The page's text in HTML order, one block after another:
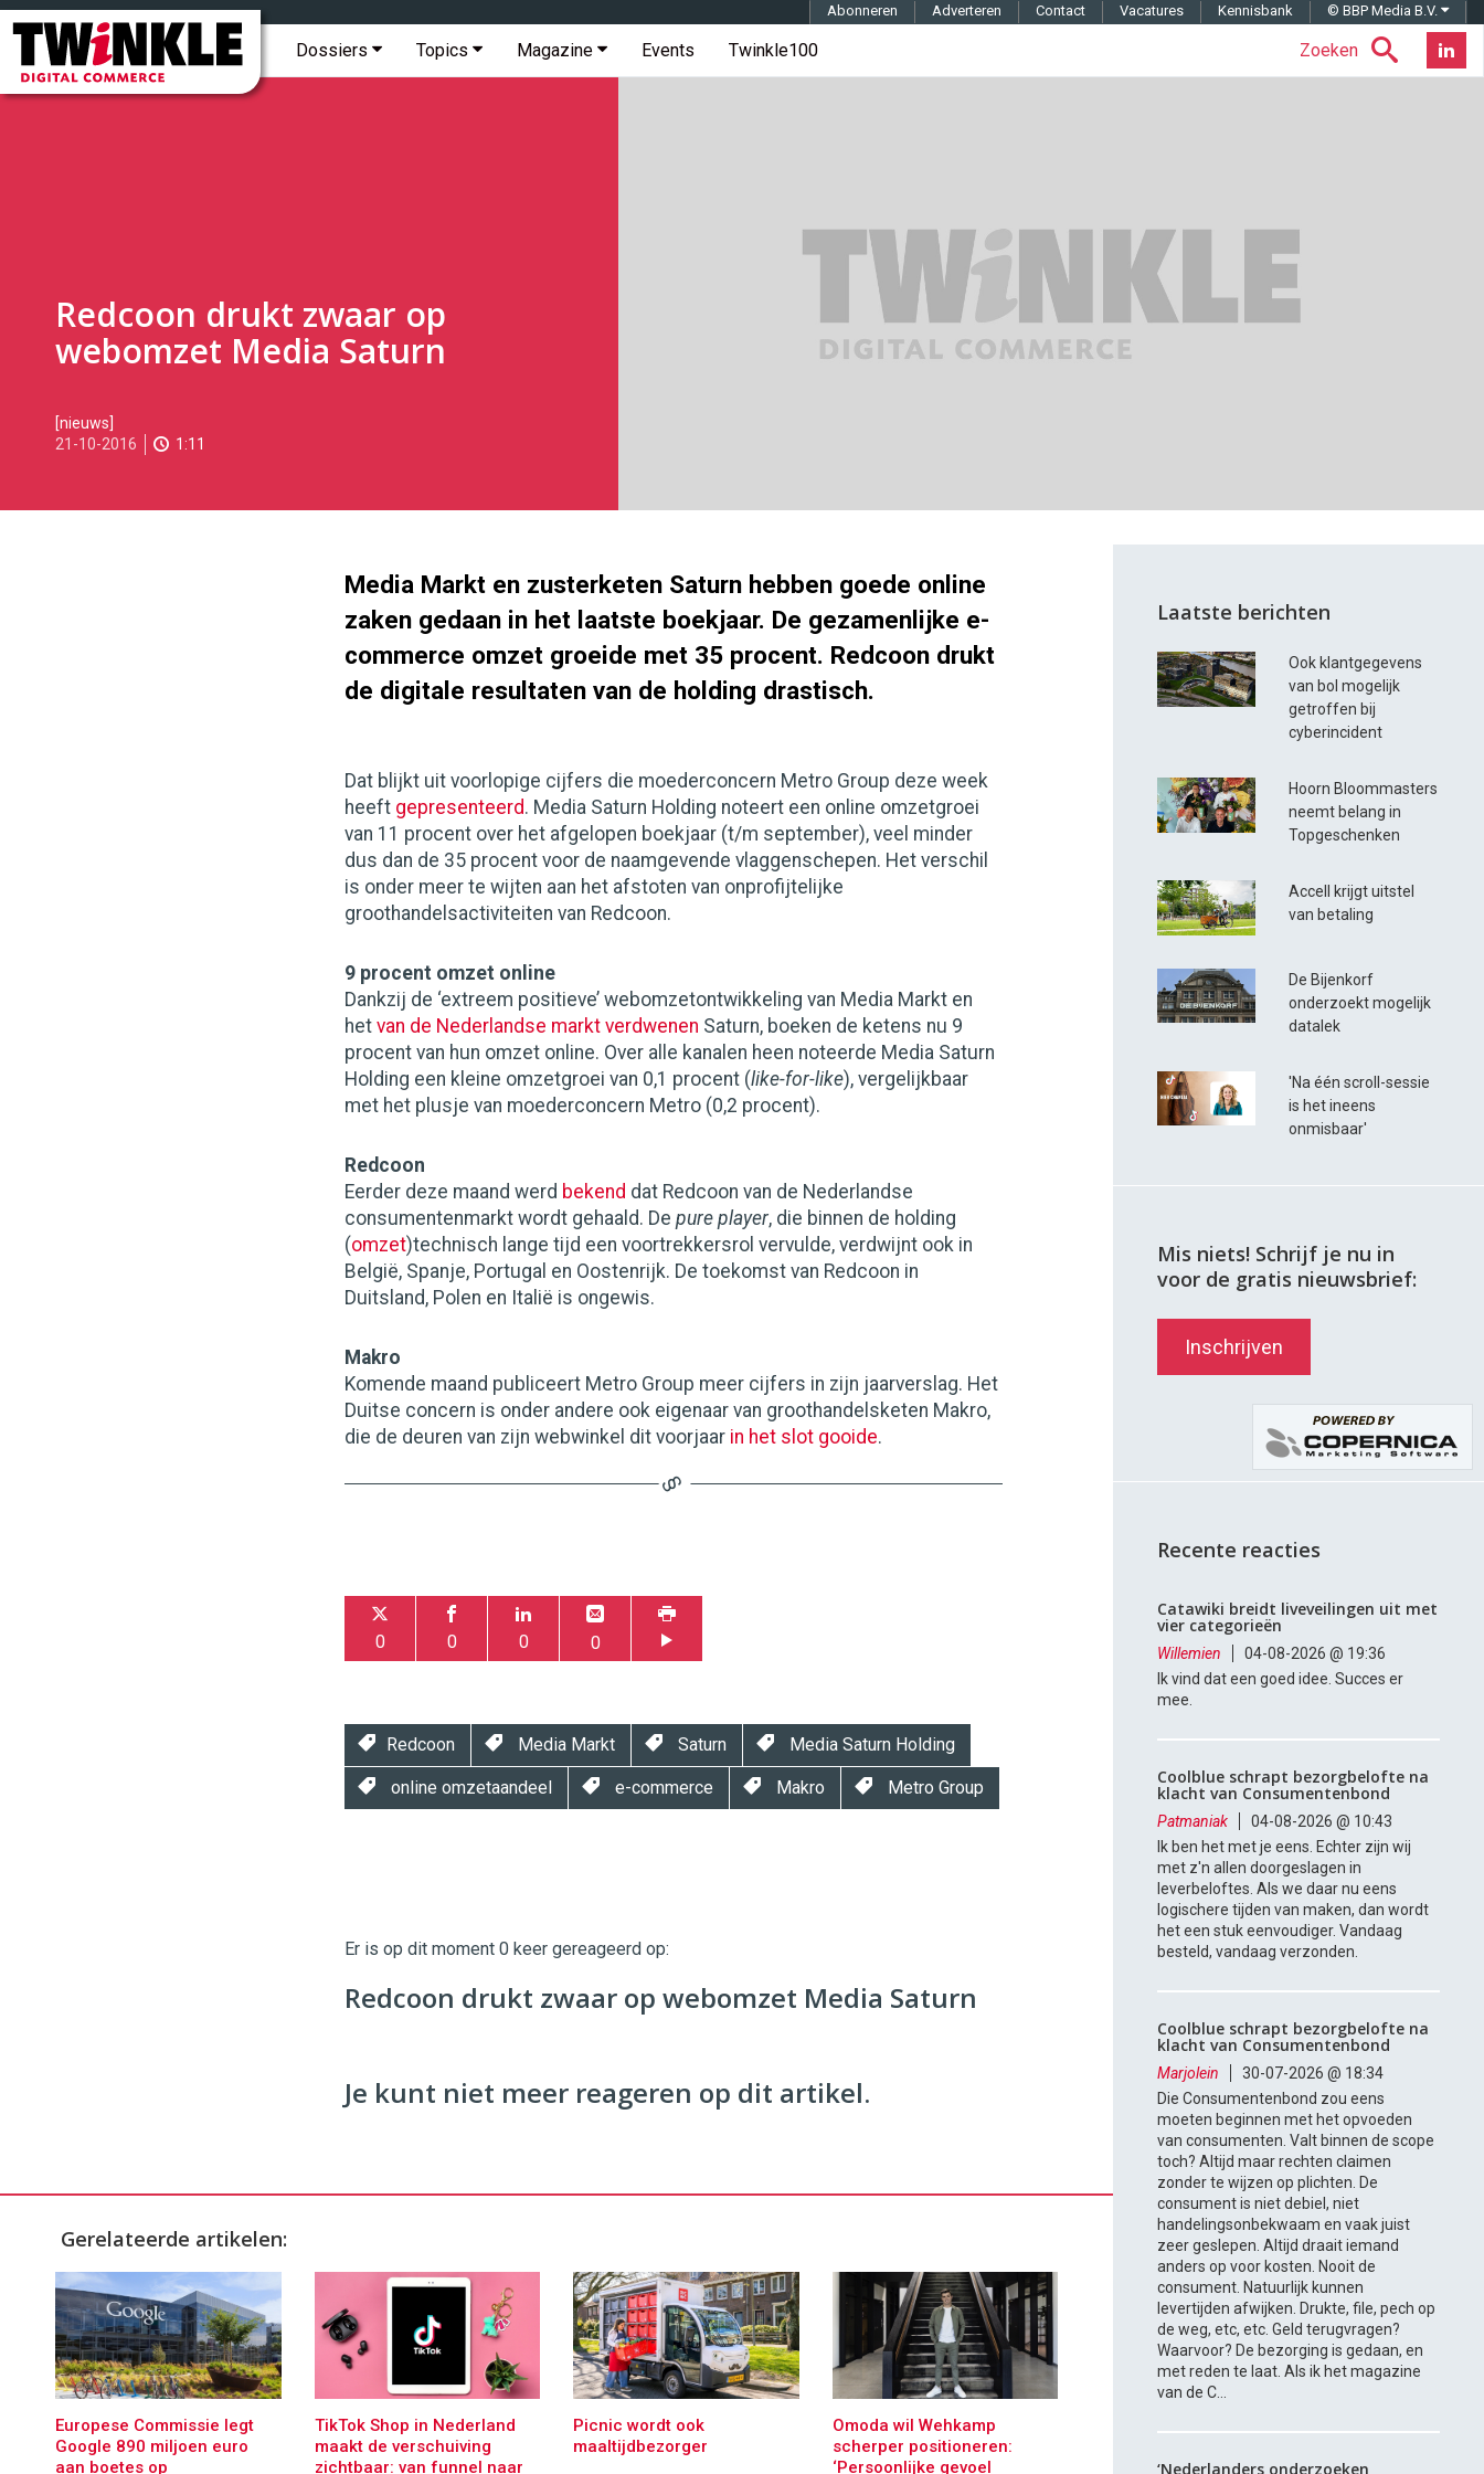
Twinkle
Digital
Commerce
Hoofdmenu Zoeken
Dossiers Topics Magazine Events Twinkle100
Topmenu Abonneren Adverteren Contact Vacatures Kennisbank © BBP Media B.V.
Redcoon drukt zwaar op
webomzet Media Saturn
2016-
10-
05-
[nieuws]
21-10-2016
1:11
Media Markt en zusterketen Saturn hebben goede online
zaken gedaan in het laatste boekjaar. De gezamenlijke e-
commerce omzet groeide met 35 procent. Redcoon drukt
de digitale resultaten van de holding drastisch.
Dat blijkt uit voorlopige cijfers die moederconcern Metro Group deze week
heeft gepresenteerd. Media Saturn Holding noteert een online omzetgroei
van 11 procent over het afgelopen boekjaar (t/m september), veel minder
dus dan de 35 procent voor de naamgevende vlaggenschepen. Het verschil
is onder meer te wijten aan het afstoten van onprofijtelijke
groothandelsactiviteiten van Redcoon.
9 procent omzet online
Dankzij de ‘extreem positieve’ webomzetontwikkeling van Media Markt en
het van de Nederlandse markt verdwenen Saturn, boeken de ketens nu 9
procent van hun omzet online. Over alle kanalen heen noteerde Media Saturn
Holding een kleine omzetgroei van 0,1 procent (like-for-like), vergelijkbaar
met het plusje van moederconcern Metro (0,2 procent).
Redcoon
Eerder deze maand werd bekend dat Redcoon van de Nederlandse
consumentenmarkt wordt gehaald. De pure player, die binnen de holding
(omzet)technisch lange tijd een voortrekkersrol vervulde, verdwijnt ook in
België, Spanje, Portugal en Oostenrijk. De toekomst van Redcoon in
Duitsland, Polen en Italië is ongewis.
Makro
Komende maand publiceert Metro Group meer cijfers in zijn jaarverslag. Het
Duitse concern is onder andere ook eigenaar van groothandelsketen Makro,
die de deuren van zijn webwinkel dit voorjaar in het slot gooide.
0 0 0 0
Redcoon Media Markt Saturn Media Saturn Holding
online omzetaandeel e-commerce Makro Metro Group
Digital
96 54
Er is op dit moment 0 keer gereageerd op:
Redcoon drukt zwaar op webomzet Media Saturn
Je kunt niet meer reageren op dit artikel.
Gerelateerde artikelen:
Europese Commissie legt
Google 890 miljoen euro
aan boetes op
TikTok Shop in Nederland
maakt de verschuiving
zichtbaar: van funnel naar
Picnic wordt ook
maaltijdbezorger
Omoda wil Wehkamp
scherper positioneren:
‘Persoonlijke gevoel
Laatste berichten
Ook klantgegevens
van bol mogelijk
getroffen bij
cyberincident
Hoorn Bloommasters
neemt belang in
Topgeschenken
Accell krijgt uitstel
van betaling
De Bijenkorf
onderzoekt mogelijk
datalek
'Na één scroll-sessie
is het ineens
onmisbaar'
Mis niets! Schrijf je nu in
voor de gratis nieuwsbrief:
Inschrijven
Recente reacties
Catawiki breidt liveveilingen uit met
vier categorieën
Willemien
04-08-2026 @ 19:36
Ik vind dat een goed idee. Succes er
mee.
Coolblue schrapt bezorgbelofte na
klacht van Consumentenbond
Patmaniak
04-08-2026 @ 10:43
Ik ben het met je eens. Echter zijn wij
met z'n allen doorgeslagen in
leverbeloftes. Als we daar nu eens
logischere tijden van maken, dan wordt
het een stuk eenvoudiger. Vandaag
besteld, vandaag verzonden.
Coolblue schrapt bezorgbelofte na
klacht van Consumentenbond
Marjolein
30-07-2026 @ 18:34
Die Consumentenbond zou eens
moeten beginnen met het opvoeden
van consumenten. Valt binnen de scope
toch? Altijd maar rechten claimen
zonder te wijzen op plichten. De
consument is niet debiel, niet
handelingsonbekwaam en vaak juist
zeer geslepen. Altijd draait iemand
anders op voor kosten. Nooit de
consument. Natuurlijk kunnen
levertijden afwijken. Drukte, file, pech op
de weg, etc, etc. Geld terugvragen?
Waarvoor? De bezorging is gedaan, en
met reden te laat. Als ik het magazine
van de C...
‘Nederlanders onderzoeken